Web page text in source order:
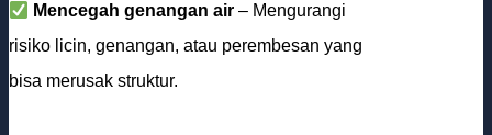
Mencegah genangan air – Mengurangi
risiko licin, genangan, atau perembesan yang
bisa merusak struktur.